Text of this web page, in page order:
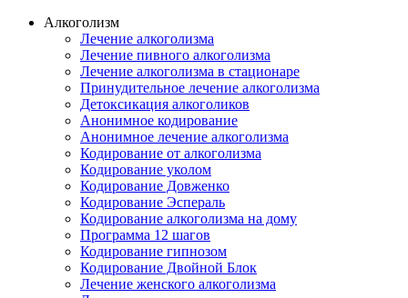
Алкоголизм
Лечение алкоголизма
Лечение пивного алкоголизма
Лечение алкоголизма в стационаре
Принудительное лечение алкоголизма
Детоксикация алкоголиков
Анонимное кодирование
Анонимное лечение алкоголизма
Кодирование от алкоголизма
Кодирование уколом
Кодирование Довженко
Кодирование Эспераль
Кодирование алкоголизма на дому
Программа 12 шагов
Кодирование гипнозом
Кодирование Двойной Блок
Лечение женского алкоголизма